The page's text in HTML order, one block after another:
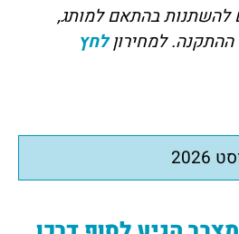
להשתנות בהתאם למותג,
ההתקנה. למחירוןלחץ